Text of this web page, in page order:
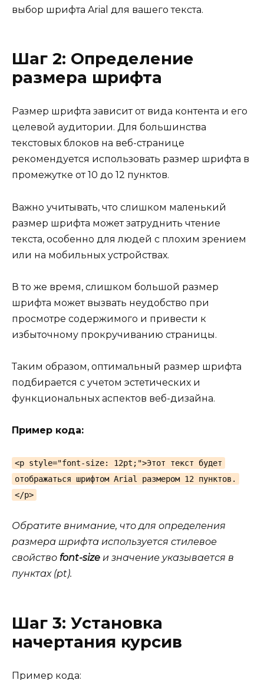
выбор шрифта Arial для вашего текста.
Шаг 2: Определение
размера шрифта
Размер шрифта зависит от вида контента и его
целевой аудитории. Для большинства
текстовых блоков на веб-странице
рекомендуется использовать размер шрифта в
промежутке от 10 до 12 пунктов.
Важно учитывать, что слишком маленький
размер шрифта может затруднить чтение
текста, особенно для людей с плохим зрением
или на мобильных устройствах.
В то же время, слишком большой размер
шрифта может вызвать неудобство при
просмотре содержимого и привести к
избыточному прокручиванию страницы.
Таким образом, оптимальный размер шрифта
подбирается с учетом эстетических и
функциональных аспектов веб-дизайна.
Пример кода:
<p style="font-size: 12pt;">Этот текст будет
отображаться шрифтом Arial размером 12 пунктов.
</p>
Обратите внимание, что для определения
размера шрифта используется стилевое
свойство font-size и значение указывается в
пунктах (pt).
Шаг 3: Установка
начертания курсив
Пример кода: